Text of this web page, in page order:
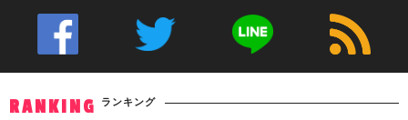
RANKING ランキング